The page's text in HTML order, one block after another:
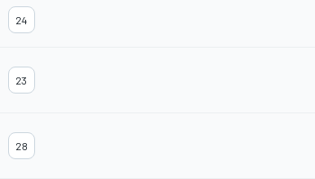
24
23
28